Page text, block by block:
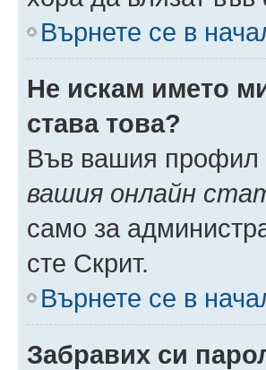
Върнете се в
Не искам името
става това?
Във вашия профил
вашия онлайн
само за
сте Скрит.
Върнете се в
Забравих си